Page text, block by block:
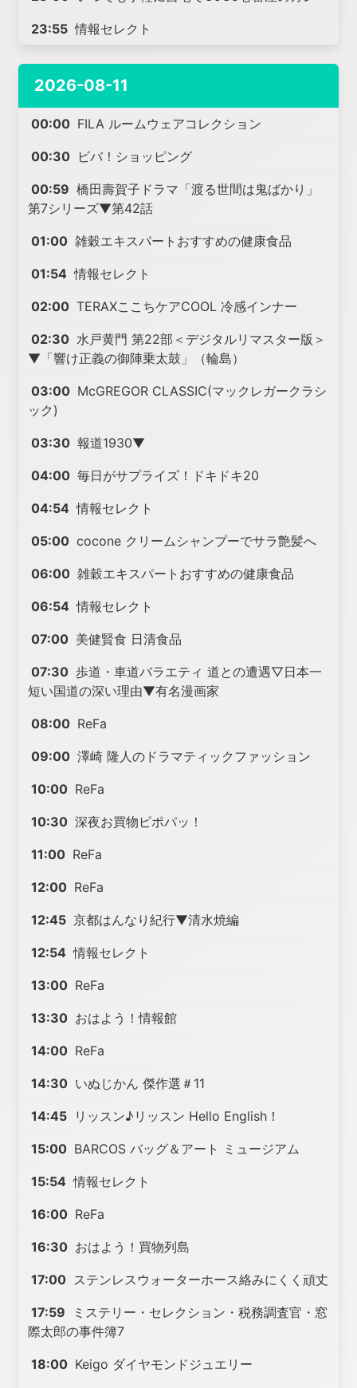
23:55 情報セレクト
2026-08-11
00:00 FILA ルームウェアコレクション
00:30 ビバ！ショッピング
00:59 橋田壽賀子ドラマ「渡る世間は鬼ばかり」
第7シリーズ▼第42話
01:00 雑穀エキスパートおすすめの健康食品
01:54 情報セレクト
02:00 TERAXここちケアCOOL 冷感インナー
02:30 水戸黄門 第22部＜デジタルリマスター版＞
▼「響け正義の御陣乗太鼓」（輪島）
03:00 McGREGOR CLASSIC(マックレガークラシ
ック)
03:30 報道1930▼
04:00 毎日がサプライズ！ドキドキ20
04:54 情報セレクト
05:00 cocone クリームシャンプーでサラ艶髪へ
06:00 雑穀エキスパートおすすめの健康食品
06:54 情報セレクト
07:00 美健賢食 日清食品
07:30 歩道・車道バラエティ 道との遭遇▽日本一
短い国道の深い理由▼有名漫画家
08:00 ReFa
09:00 澤崎 隆人のドラマティックファッション
10:00 ReFa
10:30 深夜お買物ピポパッ！
11:00 ReFa
12:00 ReFa
12:45 京都はんなり紀行▼清水焼編
12:54 情報セレクト
13:00 ReFa
13:30 おはよう！情報館
14:00 ReFa
14:30 いぬじかん 傑作選＃11
14:45 リッスン♪リッスン Hello English！
15:00 BARCOS バッグ＆アート ミュージアム
15:54 情報セレクト
16:00 ReFa
16:30 おはよう！買物列島
17:00 ステンレスウォーターホース絡みにくく頑丈
17:59
ミステリー・セレクション・税務調査官・窓
際太郎の事件簿7
18:00 Keigo ダイヤモンドジュエリー